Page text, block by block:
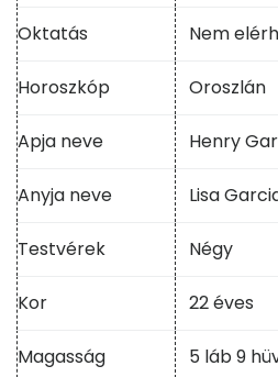
Oktatás Nem
Horoszkóp Oroszlán
Apja neve Henry
Anyja neve Lisa
Testvérek Négy
Kor 22 éves
Magasság 5 láb 9